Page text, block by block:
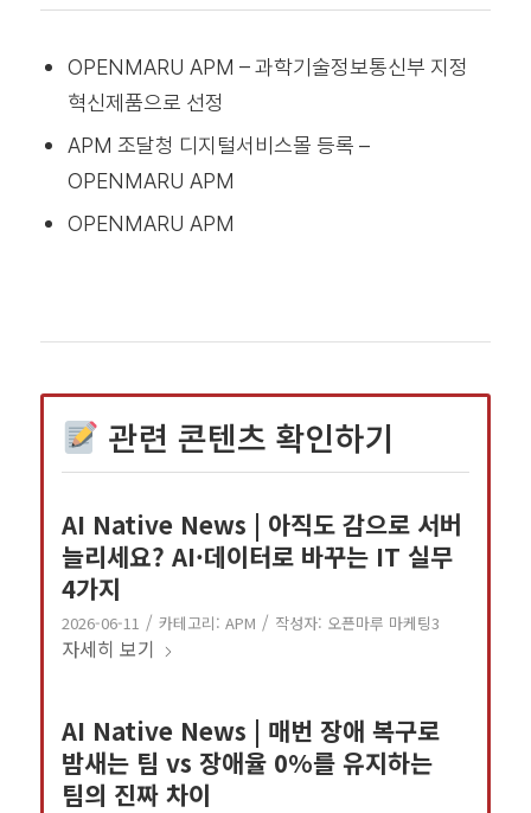
OPENMARU APM – 과학기술정보통신부 지정
혁신제품으로 선정
APM 조달청 디지털서비스몰 등록 –
OPENMARU APM
OPENMARU APM
관련 콘텐츠 확인하기
AI Native News | 아직도 감으로 서버
늘리세요? AI·데이터로 바꾸는 IT 실무
4가지
2026-06-11 / 카테고리: APM / 작성자: 오픈마루 마케팅3
자세히 보기
AI Native News | 매번 장애 복구로
밤새는 팀 vs 장애율 0%를 유지하는
팀의 진짜 차이